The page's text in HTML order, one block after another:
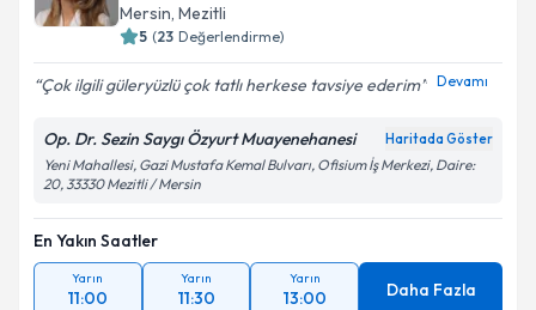
Mersin, Mezitli
5 (23 Değerlendirme)
Çok ilgili güleryüzlü çok tatlı herkese tavsiye ederim Devamı
Op. Dr. Sezin Saygı Özyurt Muayenehanesi Haritada Göster
Yeni Mahallesi, Gazi Mustafa Kemal Bulvarı, Ofisium İş Merkezi, Daire:
20, 33330 Mezitli / Mersin
En Yakın Saatler
Yarın
11:00
Yarın
11:30
Yarın
13:00 Daha Fazla